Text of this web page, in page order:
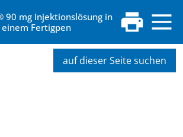
90 mg Injektionslösung in
einem Fertigpen
auf dieser Seite suchen